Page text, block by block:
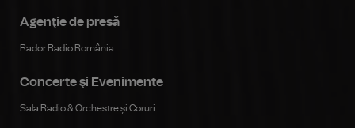
Agenţie de presă
Rador Radio România
Concerte şi Evenimente
Sala Radio & Orchestre și Coruri